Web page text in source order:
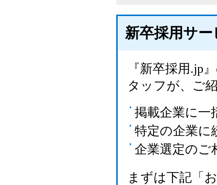
新卒採用サ
『新卒採用.jp
タッフが、ご
掲載企業に一
特定の企業に
企業選定のご
まずは下記「